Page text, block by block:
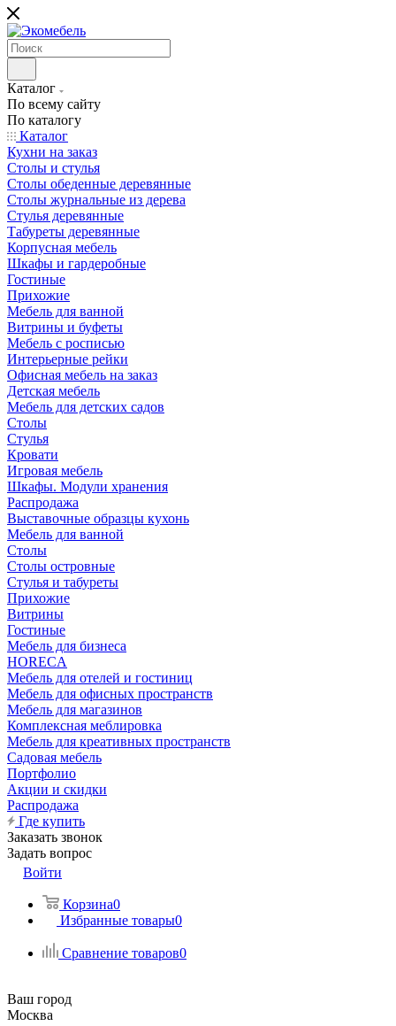
Каталог
По всему сайту
По каталогу
Каталог
Кухни на заказ
Столы и стулья
Столы обеденные деревянные
Столы журнальные из дерева
Стулья деревянные
Табуреты деревянные
Корпусная мебель
Шкафы и гардеробные
Гостиные
Прихожие
Мебель для ванной
Витрины и буфеты
Мебель с росписью
Интерьерные рейки
Офисная мебель на заказ
Детская мебель
Мебель для детских садов
Столы
Стулья
Кровати
Игровая мебель
Шкафы. Модули хранения
Распродажа
Выставочные образцы кухонь
Мебель для ванной
Столы
Столы островные
Стулья и табуреты
Прихожие
Витрины
Гостиные
Мебель для бизнеса
HORECA
Мебель для отелей и гостиниц
Мебель для офисных пространств
Мебель для магазинов
Комплексная меблировка
Мебель для креативных пространств
Садовая мебель
Портфолио
Акции и скидки
Распродажа
Где купить
Заказать звонок
Задать вопрос
Войти
Корзина0
Избранные товары0
Сравнение товаров0
Ваш город
Москва